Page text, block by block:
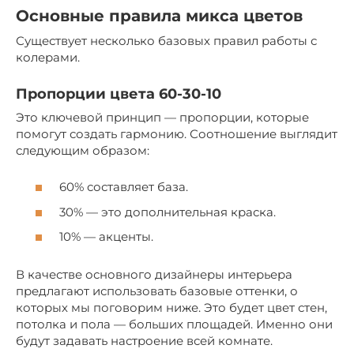
Основные правила микса цветов
Существует несколько базовых правил работы с
колерами.
Пропорции цвета 60-30-10
Это ключевой принцип — пропорции, которые
помогут создать гармонию. Соотношение выглядит
следующим образом:
60% составляет база.
30% — это дополнительная краска.
10% — акценты.
В качестве основного дизайнеры интерьера
предлагают использовать базовые оттенки, о
которых мы поговорим ниже. Это будет цвет стен,
потолка и пола — больших площадей. Именно они
будут задавать настроение всей комнате.